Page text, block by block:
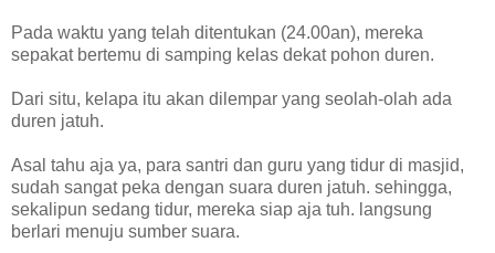
Pada waktu yang telah ditentukan (24.00an), mereka
sepakat bertemu di samping kelas dekat pohon duren.
Dari situ, kelapa itu akan dilempar yang seolah-olah ada
duren jatuh.
Asal tahu aja ya, para santri dan guru yang tidur di masjid,
sudah sangat peka dengan suara duren jatuh. sehingga,
sekalipun sedang tidur, mereka siap aja tuh. langsung
berlari menuju sumber suara.